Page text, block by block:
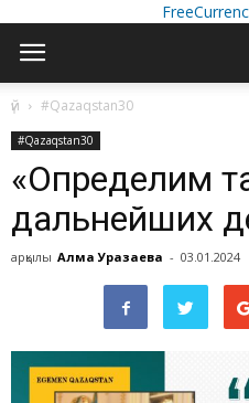
үй #Qazaqstan30
#Qazaqstan30
«Определим
дальнейших
арқылы Алма Уразаева - 03.01.2024